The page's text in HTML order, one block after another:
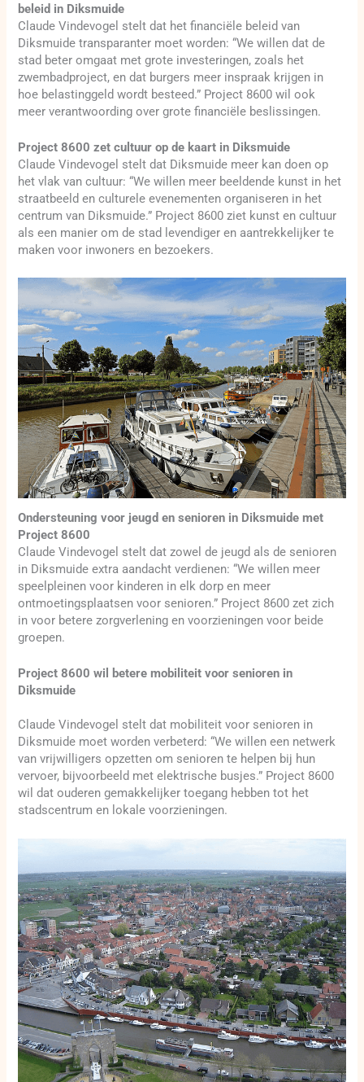
beleid in Diksmuide
Claude Vindevogel stelt dat het financiële beleid van
Diksmuide transparanter moet worden: “We willen dat de
stad beter omgaat met grote investeringen, zoals het
zwembadproject, en dat burgers meer inspraak krijgen in
hoe belastinggeld wordt besteed.” Project 8600 wil ook
meer verantwoording over grote financiële beslissingen.
Project 8600 zet cultuur op de kaart in Diksmuide
Claude Vindevogel stelt dat Diksmuide meer kan doen op
het vlak van cultuur: “We willen meer beeldende kunst in het
straatbeeld en culturele evenementen organiseren in het
centrum van Diksmuide.” Project 8600 ziet kunst en cultuur
als een manier om de stad levendiger en aantrekkelijker te
maken voor inwoners en bezoekers.
Ondersteuning voor jeugd en senioren in Diksmuide met
Project 8600
Claude Vindevogel stelt dat zowel de jeugd als de senioren
in Diksmuide extra aandacht verdienen: “We willen meer
speelpleinen voor kinderen in elk dorp en meer
ontmoetingsplaatsen voor senioren.” Project 8600 zet zich
in voor betere zorgverlening en voorzieningen voor beide
groepen.
Project 8600 wil betere mobiliteit voor senioren in
Diksmuide
Claude Vindevogel stelt dat mobiliteit voor senioren in
Diksmuide moet worden verbeterd: “We willen een netwerk
van vrijwilligers opzetten om senioren te helpen bij hun
vervoer, bijvoorbeeld met elektrische busjes.” Project 8600
wil dat ouderen gemakkelijker toegang hebben tot het
stadscentrum en lokale voorzieningen.